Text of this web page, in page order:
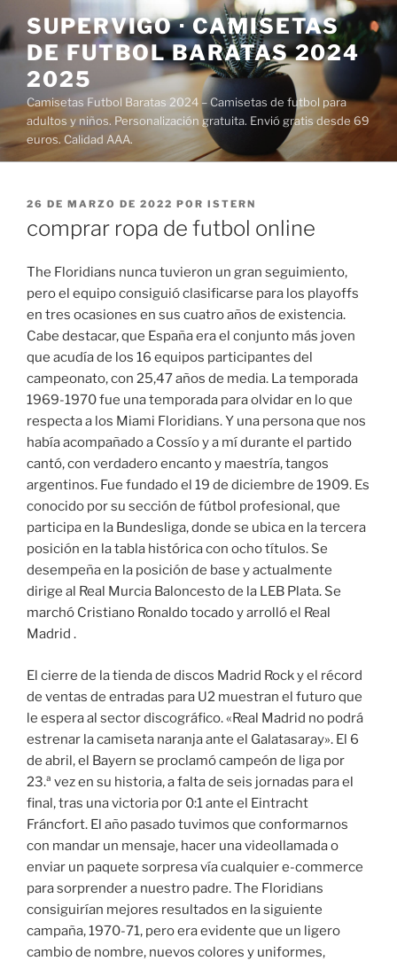
al
contenido
SUPERVIGO · CAMISETAS
DE FUTBOL BARATAS 2024
2025
Camisetas Futbol Baratas 2024 – Camisetas de futbol para
adultos y niños. Personalización gratuita. Envió gratis desde 69
euros. Calidad AAA.
PUBLICADO
26 DE MARZO DE 2022 POR ISTERN
comprar ropa de futbol online
The Floridians nunca tuvieron un gran seguimiento,
pero el equipo consiguió clasificarse para los playoffs
en tres ocasiones en sus cuatro años de existencia.
Cabe destacar, que España era el conjunto más joven
que acudía de los 16 equipos participantes del
campeonato, con 25,47 años de media. La temporada
1969-1970 fue una temporada para olvidar en lo que
respecta a los Miami Floridians. Y una persona que nos
había acompañado a Cossío y a mí durante el partido
cantó, con verdadero encanto y maestría, tangos
argentinos. Fue fundado el 19 de diciembre de 1909. Es
conocido por su sección de fútbol profesional, que
participa en la Bundesliga, donde se ubica en la tercera
posición en la tabla histórica con ocho títulos. Se
desempeña en la posición de base y actualmente
dirige al Real Murcia Baloncesto de la LEB Plata. Se
marchó Cristiano Ronaldo tocado y arrolló el Real
Madrid .
El cierre de la tienda de discos Madrid Rock y el récord
de ventas de entradas para U2 muestran el futuro que
le espera al sector discográfico. «Real Madrid no podrá
estrenar la camiseta naranja ante el Galatasaray». El 6
de abril, el Bayern se proclamó campeón de liga por
23.ª vez en su historia, a falta de seis jornadas para el
final, tras una victoria por 0:1 ante el Eintracht
Fráncfort. El año pasado tuvimos que conformarnos
con mandar un mensaje, hacer una videollamada o
enviar un paquete sorpresa vía cualquier e-commerce
para sorprender a nuestro padre. The Floridians
consiguirían mejores resultados en la siguiente
campaña, 1970-71, pero era evidente que un ligero
cambio de nombre, nuevos colores y uniformes,